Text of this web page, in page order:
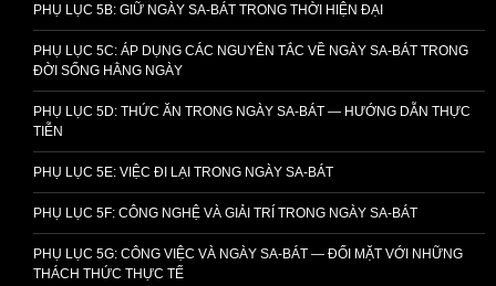
PHỤ LỤC 5B: GIỮ NGÀY SA-BÁT TRONG THỜI HIỆN ĐẠI
PHỤ LỤC 5C: ÁP DỤNG CÁC NGUYÊN TẮC VỀ NGÀY SA-BÁT TRONG
ĐỜI SỐNG HẰNG NGÀY
PHỤ LỤC 5D: THỨC ĂN TRONG NGÀY SA-BÁT — HƯỚNG DẪN THỰC
TIỄN
PHỤ LỤC 5E: VIỆC ĐI LẠI TRONG NGÀY SA-BÁT
PHỤ LỤC 5F: CÔNG NGHỆ VÀ GIẢI TRÍ TRONG NGÀY SA-BÁT
PHỤ LỤC 5G: CÔNG VIỆC VÀ NGÀY SA-BÁT — ĐỐI MẶT VỚI NHỮNG
THÁCH THỨC THỰC TẾ